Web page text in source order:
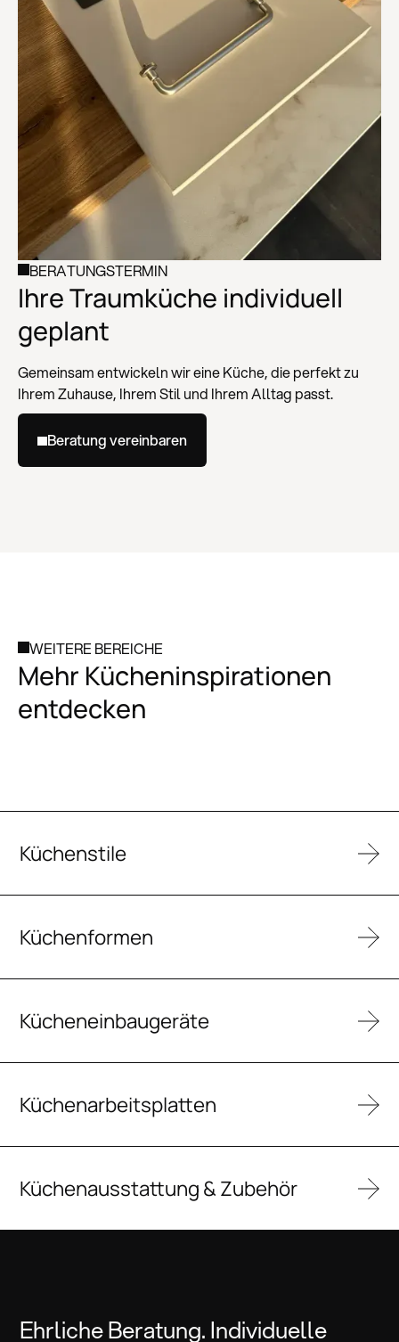
BERATUNGSTERMIN
Ihre Traumküche individuell
geplant
Gemeinsam entwickeln wir eine Küche, die perfekt zu
Ihrem Zuhause, Ihrem Stil und Ihrem Alltag passt.
Beratung vereinbaren
WEITERE BEREICHE
Mehr Kücheninspirationen
entdecken
Küchenstile
Küchenformen
Kücheneinbaugeräte
Küchenarbeitsplatten
Küchenausstattung & Zubehör
Ehrliche Beratung. Individuelle